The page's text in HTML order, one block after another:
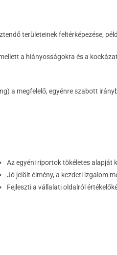
területeinek feltérképezése,
a hiányosságokra és a
a megfelelő, egyénre szabott
Az egyéni riportok tökéletes alapját
Jó jelölt élmény, a kezdeti izgalom
Fejleszti a vállalati oldalról